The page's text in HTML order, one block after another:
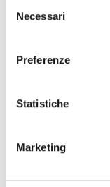
delNecessari
Preferenze
Statistiche
Marketing